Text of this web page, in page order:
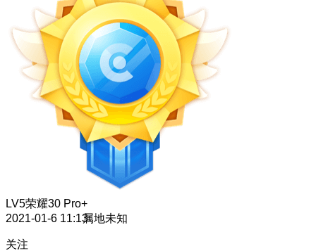
LV5荣耀30 Pro+
2021-01-6 11:13属地未知
关注